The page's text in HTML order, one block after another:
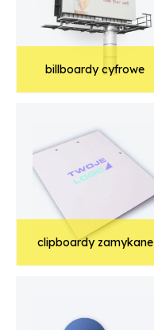
billboardy cyfrowe
clipboardy zamykane